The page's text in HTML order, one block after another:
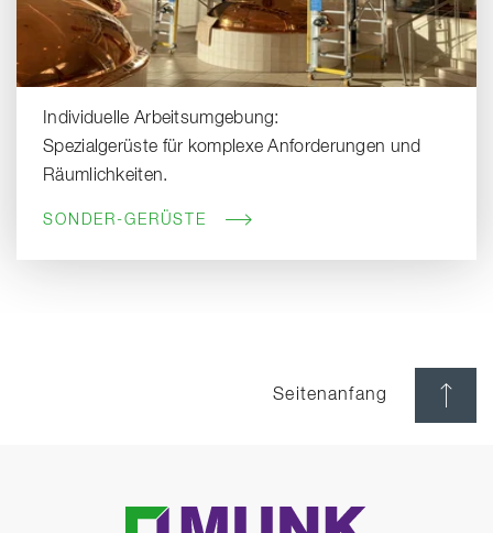
Individuelle Arbeitsumgebung:
Spezialgerüste für komplexe Anforderungen und
Räumlichkeiten.
SONDER-GERÜSTE
Seitenanfang